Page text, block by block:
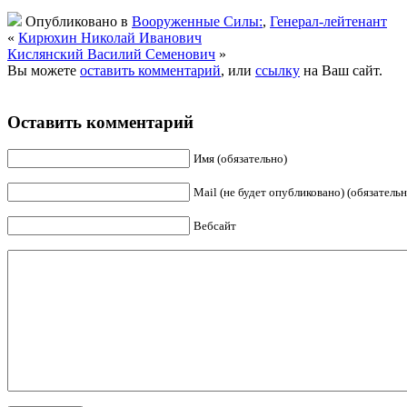
Опубликовано в Вооруженные Силы:, Генерал-лейтенант
« Кирюхин Николай Иванович
Кислянский Василий Семенович »
Вы можете оставить комментарий, или ссылку на Ваш сайт.
Оставить комментарий
Имя (обязательно)
Mail (не будет опубликовано)
Вебсайт